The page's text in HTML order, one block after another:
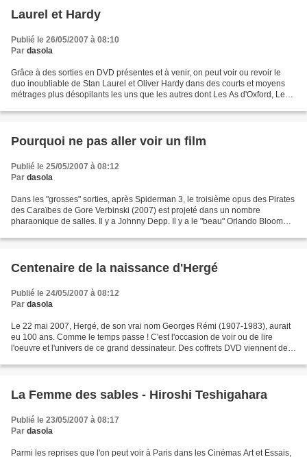
Laurel et Hardy
Publié le 26/05/2007 à 08:10
Par dasola
Grâce à des sorties en DVD présentes et à venir, on peut voir ou revoir le
duo inoubliable de Stan Laurel et Oliver Hardy dans des courts et moyens
métrages plus désopilants les uns que les autres dont Les As d'Oxford, Les
Pourquoi ne pas aller voir un film
Publié le 25/05/2007 à 08:12
Par dasola
Dans les "grosses" sorties, après Spiderman 3, le troisième opus des Pirates
des Caraïbes de Gore Verbinski (2007) est projeté dans un nombre
pharaonique de salles. Il y a Johnny Depp. Il y a le "beau" Orlando Bloom
Centenaire de la naissance d'Hergé
Publié le 24/05/2007 à 08:12
Par dasola
Le 22 mai 2007, Hergé, de son vrai nom Georges Rémi (1907-1983), aurait
eu 100 ans. Comme le temps passe ! C'est l'occasion de voir ou de lire
l'oeuvre et l'univers de ce grand dessinateur. Des coffrets DVD viennent de
La Femme des sables - Hiroshi Teshigahara
Publié le 23/05/2007 à 08:17
Par dasola
Parmi les reprises que l'on peut voir à Paris dans les Cinémas Art et Essais,